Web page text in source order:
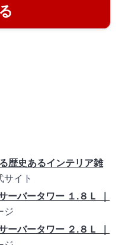
歴史あるインテリア雑
イト
ーバータワー １.８Ｌ ｜
ジ
ーバータワー ２.８Ｌ ｜